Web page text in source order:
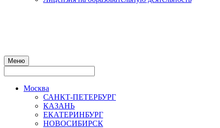
Меню
Москва
САНКТ-ПЕТЕРБУРГ
КАЗАНЬ
ЕКАТЕРИНБУРГ
НОВОСИБИРСК